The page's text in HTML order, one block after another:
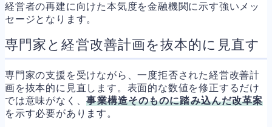
経営者の再建に向けた本気度を金融機関に示す強いメッ
セージとなります。
専門家と経営改善計画を抜本的に見直す
専門家の支援を受けながら、一度拒否された経営改善計
画を抜本的に見直します。表面的な数値を修正するだけ
では意味がなく、事業構造そのものに踏み込んだ改革案
を示す必要があります。